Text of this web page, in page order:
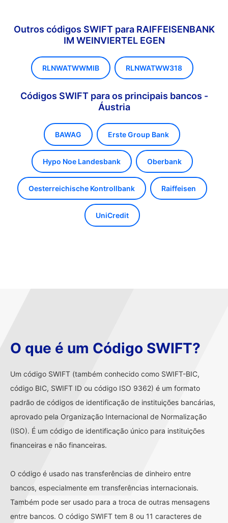
Outros códigos SWIFT para RAIFFEISENBANK
IM WEINVIERTEL EGEN
RLNWATWWMIB RLNWATWW318
Códigos SWIFT para os principais bancos -
Áustria
BAWAG Erste Group Bank
Hypo Noe Landesbank Oberbank
Oesterreichische Kontrollbank Raiffeisen
UniCredit
O que é um Código SWIFT?
Um código SWIFT (também conhecido como SWIFT-BIC,
código BIC, SWIFT ID ou código ISO 9362) é um formato
padrão de códigos de identificação de instituições bancárias,
aprovado pela Organização Internacional de Normalização
(ISO). É um código de identificação único para instituições
financeiras e não financeiras.
O código é usado nas transferências de dinheiro entre
bancos, especialmente em transferências internacionais.
Também pode ser usado para a troca de outras mensagens
entre bancos. O código SWIFT tem 8 ou 11 caracteres de